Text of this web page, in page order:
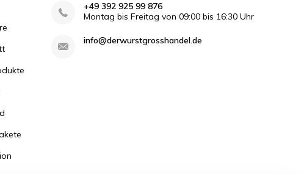
+49 392 925 99 876
Montag bis Freitag von 09:00 bis 16:30 Uhr
info@derwurstgrosshandel.de